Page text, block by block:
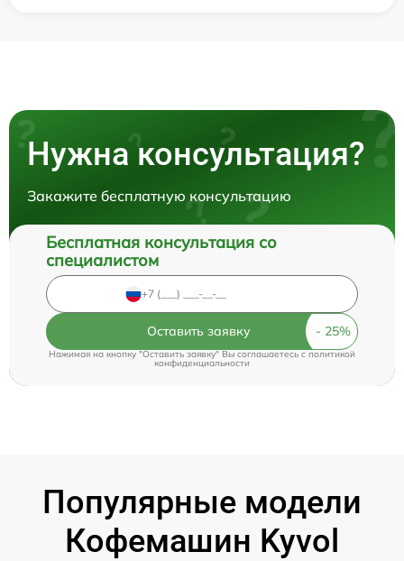
Нужна консультация?
Закажите бесплатную консультацию
Бесплатная консультация со
специалистом
Оставить заявку
Нажимая на кнопку "Оставить заявку" Вы соглашаетесь cполитикой
конфиденциальности
Популярные модели
Кофемашин Kyvol